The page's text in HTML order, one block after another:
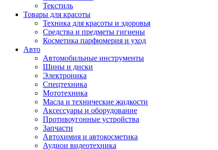
Текстиль
Товары для красоты
Техника для красоты и здоровья
Средства и предметы гигиены
Косметика парфюмерия и уход
Авто
Автомобильные инструменты
Шины и диски
Электроника
Спецтехника
Мототехника
Масла и технические жидкости
Аксессуары и оборудование
Противоугонные устройства
Запчасти
Автохимия и автокосметика
Аудиои видеотехника